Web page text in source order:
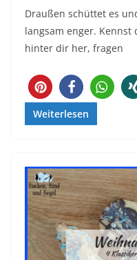
Draußen schüttet es
langsam enger. Kennst
hinter dir her, fragen
9
Weiterlesen